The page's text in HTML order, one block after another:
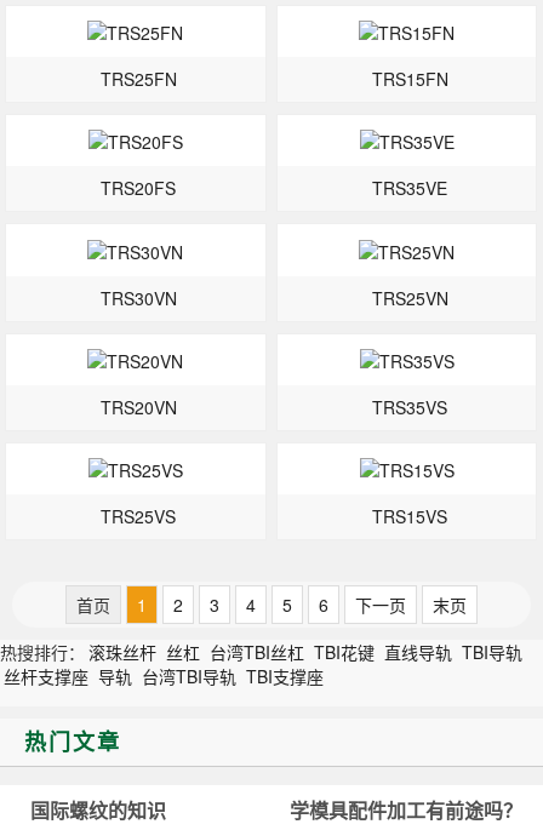
TRS25FN TRS15FN
TRS20FS TRS35VE
TRS30VN TRS25VN
TRS20VN TRS35VS
TRS25VS TRS15VS
首页 1 2 3 4 5 6 下一页
末页
热搜排行： 滚珠丝杆 丝杠 台湾TBI丝杠 TBI花键 直线导轨 TBI导轨
丝杆支撑座 导轨 台湾TBI导轨 TBI支撑座
热门文章
国际螺纹的知识 学模具配件加工有前途吗？